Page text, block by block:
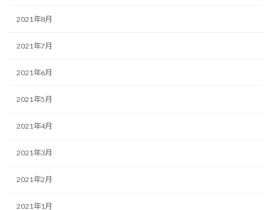
2021年8月
2021年7月
2021年6月
2021年5月
2021年4月
2021年3月
2021年2月
2021年1月